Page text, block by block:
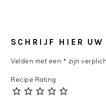
INTERACTIONS
SCHRIJF HIER UW
Velden met een * zijn
Recipe Rating